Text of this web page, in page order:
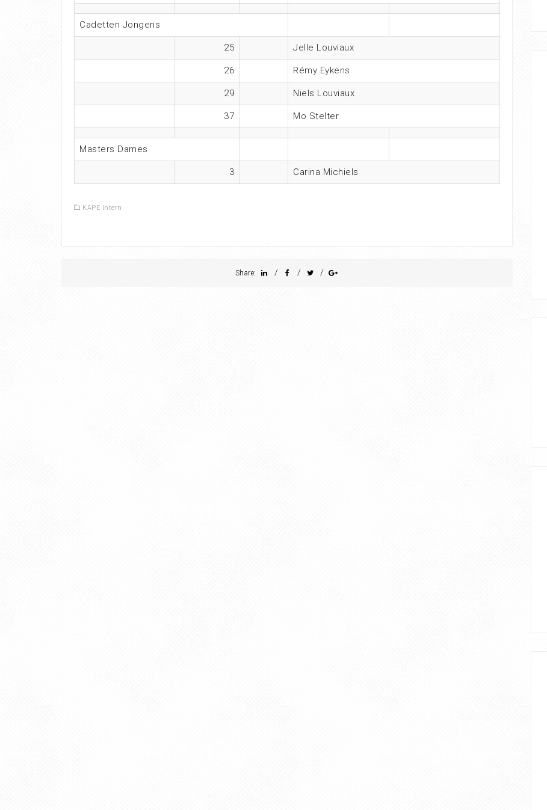
Cadetten Jongens
25 Jelle Louviaux
26 Rémy Eykens
29 Niels Louviaux
37 Mo Stelter
Masters Dames
3 Carina Michiels
KAPE Intern
Share: / / /